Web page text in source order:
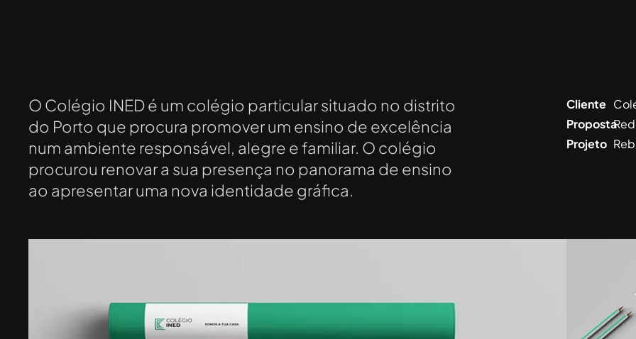
O Colégio INED é um colégio particular situado no distrito
do Porto que procura promover um ensino de excelência
num ambiente responsável, alegre e familiar. O colégio
procurou renovar a sua presença no panorama de ensino
ao apresentar uma nova identidade gráfica.
Cliente
Proposta
Projeto